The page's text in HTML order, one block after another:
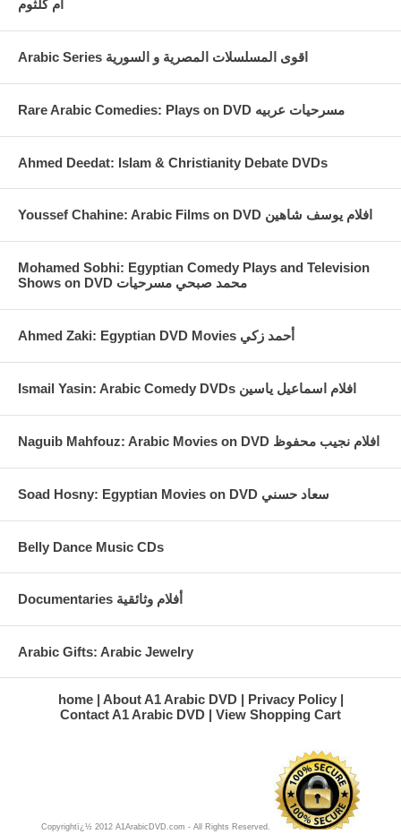
أم كلثوم
Arabic Series اقوى المسلسلات المصرية و السورية
Rare Arabic Comedies: Plays on DVD مسرحيات عربيه
Ahmed Deedat: Islam & Christianity Debate DVDs
Youssef Chahine: Arabic Films on DVD افلام يوسف شاهين
Mohamed Sobhi: Egyptian Comedy Plays and Television
Shows on DVD محمد صبحي مسرحيات
Ahmed Zaki: Egyptian DVD Movies أحمد زكي
Ismail Yasin: Arabic Comedy DVDs افلام اسماعيل ياسين
Naguib Mahfouz: Arabic Movies on DVD افلام نجيب محفوظ
Soad Hosny: Egyptian Movies on DVD سعاد حسني
Belly Dance Music CDs
Documentaries أفلام وثائقية
Arabic Gifts: Arabic Jewelry
home About A1 Arabic DVD
Privacy Policy
Contact A1 Arabic DVD
View Shopping Cart
Copyrightï¿½ 2012 A1ArabicDVD.com - All Rights Reserved.